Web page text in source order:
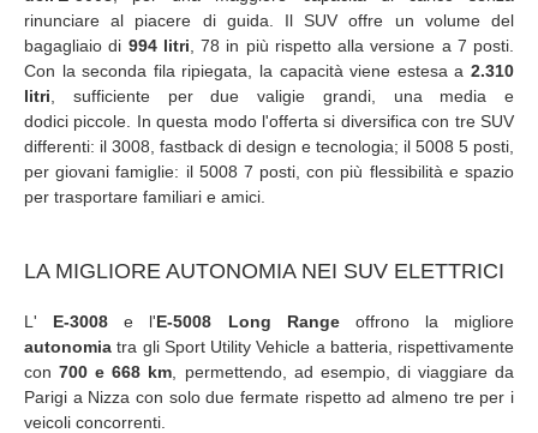
rinunciare al piacere di guida. Il SUV offre un volume del
bagagliaio di 994 litri , 78 in più rispetto alla versione a 7 posti.
Con la seconda fila ripiegata, la capacità viene estesa a 2.310
litri , sufficiente per due valigie grandi, una media e
dodici piccole. In questa modo l'offerta si diversifica con tre SUV
differenti: il 3008, fastback di design e tecnologia; il 5008 5 posti,
per giovani famiglie: il 5008 7 posti, con più flessibilità e spazio
per trasportare familiari e amici.
LA MIGLIORE AUTONOMIA NEI SUV ELETTRICI
L' E-3008 e l'E-5008 Long Rangeoffrono la migliore
autonomiatra gli Sport Utility Vehicle a batteria, rispettivamente
con700 e 668 km , permettendo, ad esempio, di viaggiare da
Parigi a Nizza con solo due fermate rispetto ad almeno tre per i
veicoli concorrenti.